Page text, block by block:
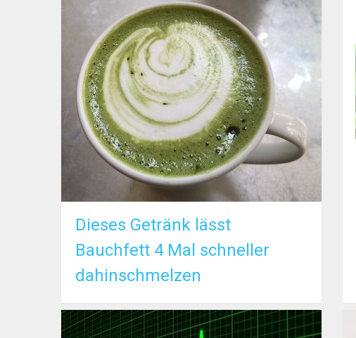
Dieses Getränk lässt
Bauchfett 4 Mal schneller
dahinschmelzen